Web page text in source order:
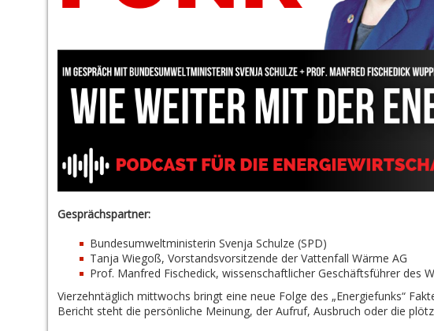
Gesprächspartner:
Bundesumweltministerin Svenja Schulze (SPD)
Tanja Wiegoß, Vorstandsvorsitzende der Vattenfall Wärme AG
Prof. Manfred Fischedick, wissenschaftlicher Geschäftsführer des
Vierzehntäglich mittwochs bringt eine neue Folge des „Energiefunks“
Bericht steht die persönliche Meinung, der Aufruf, Ausbruch oder die